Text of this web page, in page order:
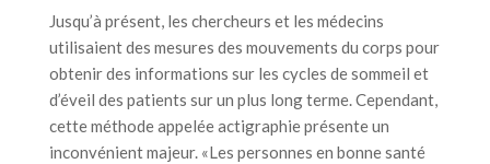
Jusqu’à présent, les chercheurs et les médecins
utilisaient des mesures des mouvements du corps pour
obtenir des informations sur les cycles de sommeil et
d’éveil des patients sur un plus long terme. Cependant,
cette méthode appelée actigraphie présente un
inconvénient majeur. «Les personnes en bonne santé